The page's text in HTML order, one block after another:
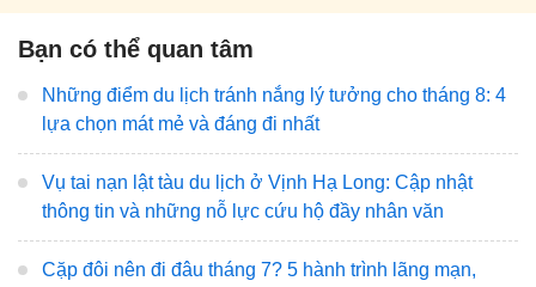
Bạn có thể quan tâm
Những điểm du lịch tránh nắng lý tưởng cho tháng 8: 4
lựa chọn mát mẻ và đáng đi nhất
Vụ tai nạn lật tàu du lịch ở Vịnh Hạ Long: Cập nhật
thông tin và những nỗ lực cứu hộ đầy nhân văn
Cặp đôi nên đi đâu tháng 7? 5 hành trình lãng mạn,